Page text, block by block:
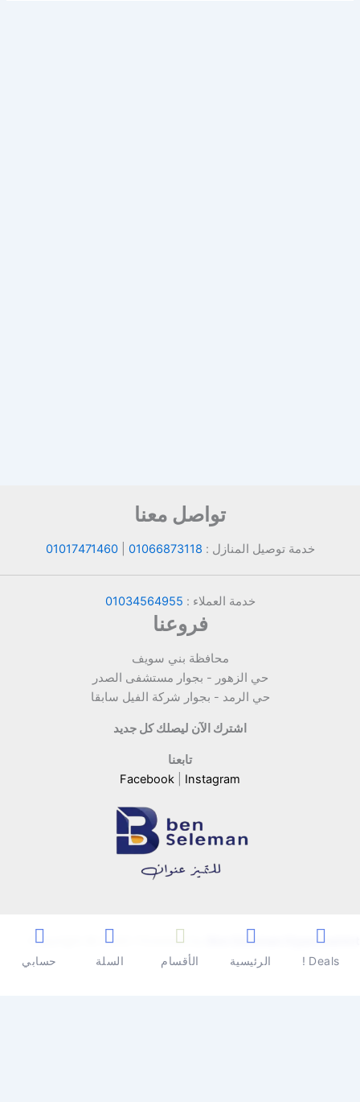
تواصل معنا
خدمة توصيل المنازل : 01066873118
|
01017471460
خدمة العملاء : 01034564955
فروعنا
محافظة بني سويف
حي الزهور - بجوار مستشفى الصدر
حي الرمد - بجوار شركة الفيل سابقا
اشترك الآن ليصلك كل جديد
تابعنا
Facebook
Instagram
Copyright © 2026 | Powered by Ben Seleman Hypermarket
Deals ! الرئيسية الأقسام السلة حسابي